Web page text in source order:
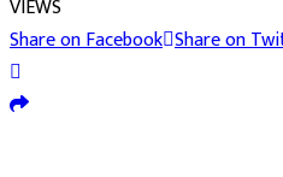
VIEWS
Share on Facebook Share on